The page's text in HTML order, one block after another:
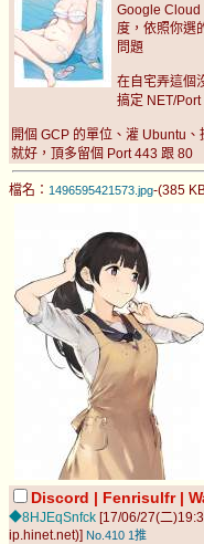
Google Cloud
度，依照你選
問題
在自宅弄這個
搞定 NET/
開個 GCP 的單位、灌 Ubuntu
就好，頂多留個 Port 443 跟 80
檔名： 1496595421573.jpg-(385
Discord | Fenrisulfr |
◆8HJEqSnfck [17/06/27(二
ip.hinet.net)] No.410 1推